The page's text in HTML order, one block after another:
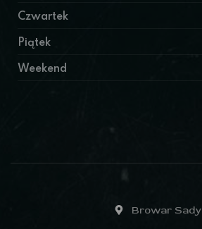
Czwartek
Piątek
Weekend
Browar Sady